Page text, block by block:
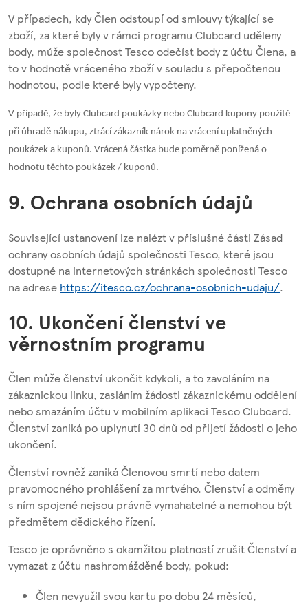
V případech, kdy Člen odstoupí od smlouvy týkající se
zboží, za které byly v rámci programu Clubcard uděleny
body, může společnost Tesco odečíst body z účtu Člena, a
to v hodnotě vráceného zboží v souladu s přepočtenou
hodnotou, podle které byly vypočteny.
V případě, že byly Clubcard poukázky nebo Clubcard kupony použité
při úhradě nákupu, ztrácí zákazník nárok na vrácení uplatněných
poukázek a kuponů. Vrácená částka bude poměrně ponížená o
hodnotu těchto poukázek / kuponů.
9. Ochrana osobních údajů
Související ustanovení lze nalézt v příslušné části Zásad
ochrany osobních údajů společnosti Tesco, které jsou
dostupné na internetových stránkách společnosti Tesco
na adrese https://itesco.cz/ochrana-osobnich-udaju/.
10. Ukončení členství ve
věrnostním programu
Člen může členství ukončit kdykoli, a to zavoláním na
zákaznickou linku, zasláním žádosti zákaznickému oddělení
nebo smazáním účtu v mobilním aplikaci Tesco Clubcard.
Členství zaniká po uplynutí 30 dnů od přijetí žádosti o jeho
ukončení.
Členství rovněž zaniká Členovou smrtí nebo datem
pravomocného prohlášení za mrtvého. Členství a odměny
s ním spojené nejsou právně vymahatelné a nemohou být
předmětem dědického řízení.
Tesco je oprávněno s okamžitou platností zrušit Členství a
vymazat z účtu nashromážděné body, pokud:
Člen nevyužil svou kartu po dobu 24 měsíců,